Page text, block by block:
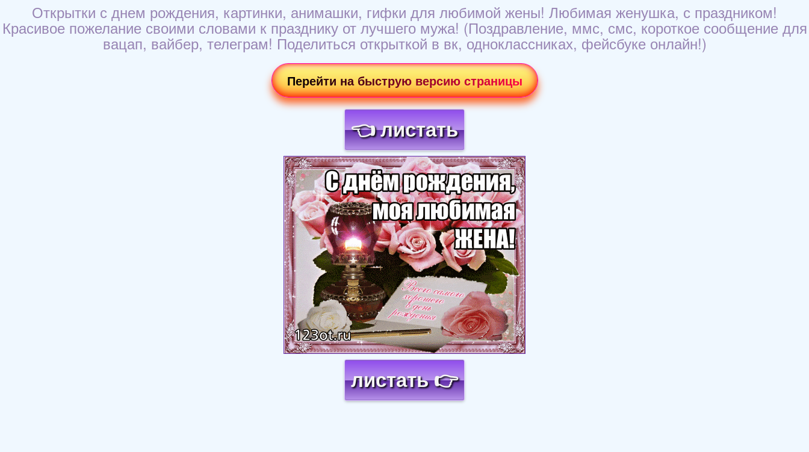
Открытки с днем рождения, картинки, анимашки, гифки для любимой жены! Любимая женушка, с праздником!
Красивое пожелание своими словами к празднику от лучшего мужа! (Поздравление, ммс, смс, короткое сообщение для
вацап, вайбер, телеграм! Поделиться открыткой в вк, одноклассниках, фейсбуке онлайн!)
Перейти на быструю версию страницы
👈 листать
Загрузка картинки...
листать 👉